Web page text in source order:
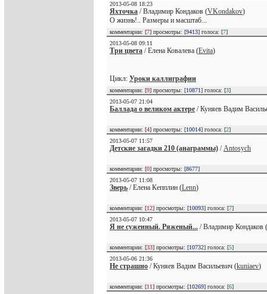
2013-05-08 18:23
Яхточка / Владимир Кондаков (VKondakov)
О жизнь!.. Размеры и масштаб...
комментарии: [7] просмотры: [9413] голоса: [7]
2013-05-08 09:11
Три цвета / Елена Ковалева (Evita)
Цикл: Уроки каллиграфии
комментарии: [9] просмотры: [10871] голоса: [3]
2013-05-07 21:04
Баллада о великом актере / Куняев Вадим
комментарии: [4] просмотры: [10014] голоса: [2]
2013-05-07 11:57
Детские загадки 210 (анаграммы) /Antosych
комментарии: [0] просмотры: [8677]
2013-05-07 11:08
Зверь / Елена Кепплин (Lenn)
комментарии: [12] просмотры: [10093] голоса: [7]
2013-05-07 10:47
Я не суженный. Ряженый... / Владимир Кондаков (
комментарии: [33] просмотры: [10732] голоса: [5]
2013-05-06 21:36
Не страшно / Куняев Вадим Васильевич (kuniaev)
комментарии: [11] просмотры: [10269] голоса: [6]